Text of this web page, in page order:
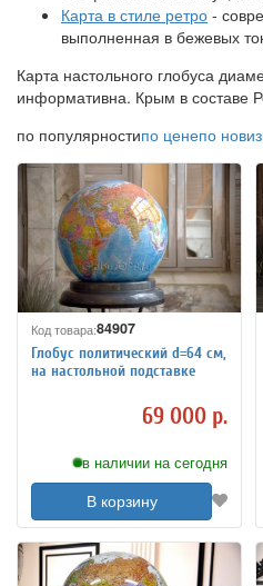
Карта в стиле ретро -
выполненная в бежевых
Карта настольного глобуса
информативна. Крым в составе
по популярностипо ценепо
Код товара:84907
Глобус политический d=64 см,
на настольной подставке
69 000 р.
в наличии на сегодня
В корзину